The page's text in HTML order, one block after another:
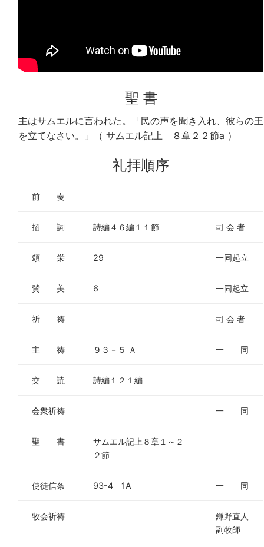
聖 書
主はサムエルに言われた。「民の声を聞き入れ、彼らの王
を立てなさい。」（ サムエル記上 ８章２２節a ）
礼拝順序
前 奏
招 詞 詩編４６編１１節 司 会 者
頌 栄 29 一同起立
賛 美 6 一同起立
祈 祷 司 会 者
主 祷 ９３－５ Ａ 一 同
交 読 詩編１２１編
会衆祈祷 一 同
聖 書
サムエル記上８章１～２
２節
使徒信条 93-4 1A 一 同
牧会祈祷
鎌野直人
副牧師